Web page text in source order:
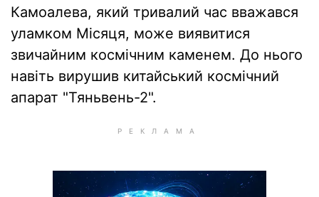
Камоалева, який тривалий час вважався
уламком Місяця, може виявитися
звичайним космічним каменем. До нього
навіть вирушив китайський космічний
апарат "Тяньвень-2".